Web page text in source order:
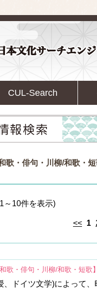
CUL-Search
歌・俳句・川柳/和歌・
～10件を表示)
<< 1
歌・俳句・川柳/和歌・短歌
、ドイツ文学)によって